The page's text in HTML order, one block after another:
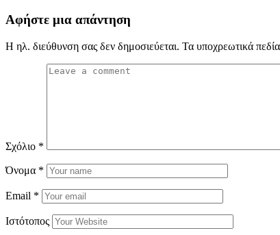
Αφήστε μια απάντηση
Η ηλ. διεύθυνση σας δεν δημοσιεύεται. Τα υποχρεωτικά
Σχόλιο *
Όνομα *
Email *
Ιστότοπος